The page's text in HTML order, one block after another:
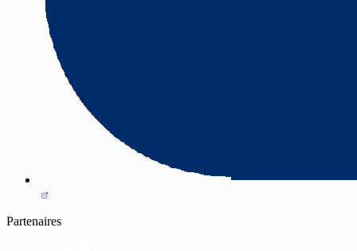
Partenaires